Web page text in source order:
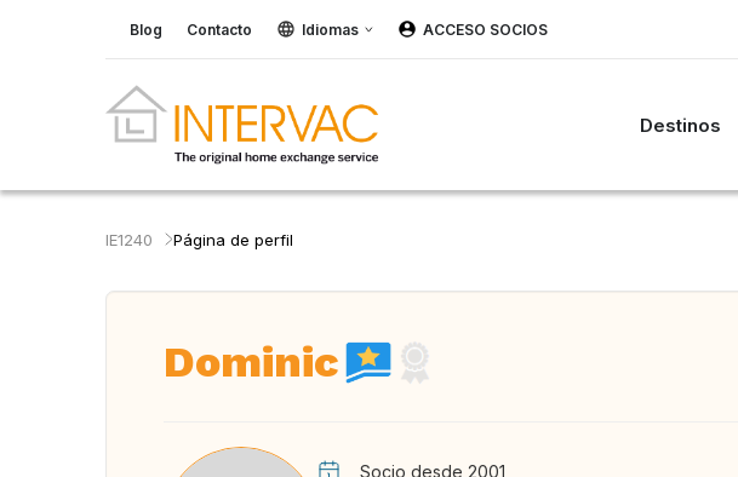
Blog Contacto Idiomas ACCESO SOCIOS
Destinos
IE1240 Página de perfil
Dominic
Socio desde 2001